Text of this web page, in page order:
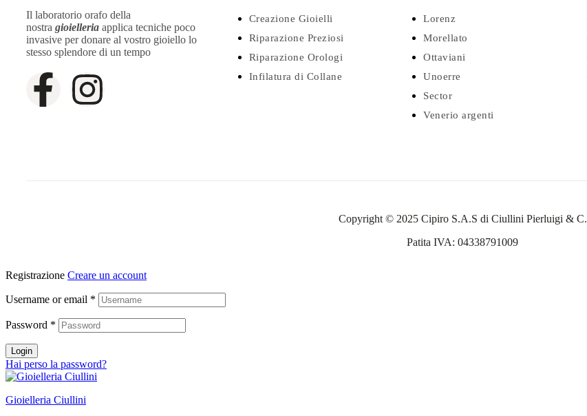
Il laboratorio orafo della
nostra gioielleria applica tecniche poco
invasive per donare al vostro gioiello lo
stesso splendore di un tempo
Creazione Gioielli
Riparazione Preziosi
Riparazione Orologi
Infilatura di Collane
Lorenz
Morellato
Ottaviani
Unoerre
Sector
Venerio argenti
Copyright © 2025 Cipiro S.A.S di Ciullini Pierluigi & C.
Patita IVA: 04338791009
Registrazione Creare un account
Username or email *
Password *
Login
Hai perso la password?
Gioielleria Ciullini